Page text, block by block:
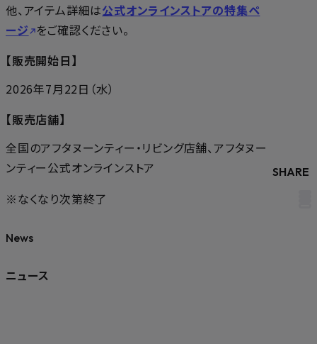
他、アイテム詳細は公式オンラインストアの特集ペ
ージ をご確認ください。
【販売開始日】
2026年7月22日（水）
【販売店舗】
全国のアフタヌーンティー・リビング店舗、アフタヌー
ンティー公式オンラインストア
※なくなり次第終了
SHARE
News
ニュース